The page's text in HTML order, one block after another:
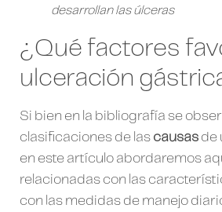
desarrollan las úlceras
¿Qué factores
ulceración
Si bien en la bibliografía se
clasificaciones de las causas de
en este artículo abordaremos
relacionadas con las
con las medidas de manejo